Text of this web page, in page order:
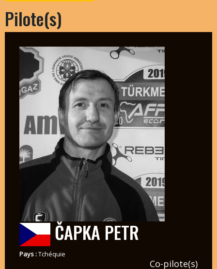
Pilote(s)
ČAPKA PETR
Pays :Tchéquie
Co-pilote(s)